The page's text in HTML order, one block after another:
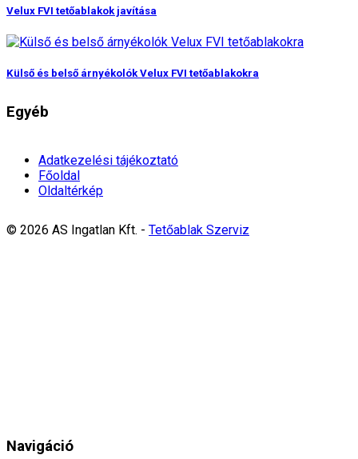
Velux FVI tetőablakok javítása
Külső és belső árnyékolók Velux FVI tetőablakokra
Egyéb
Adatkezelési tájékoztató
Főoldal
Oldaltérkép
© 2026 AS Ingatlan Kft. - Tetőablak Szerviz
Navigáció